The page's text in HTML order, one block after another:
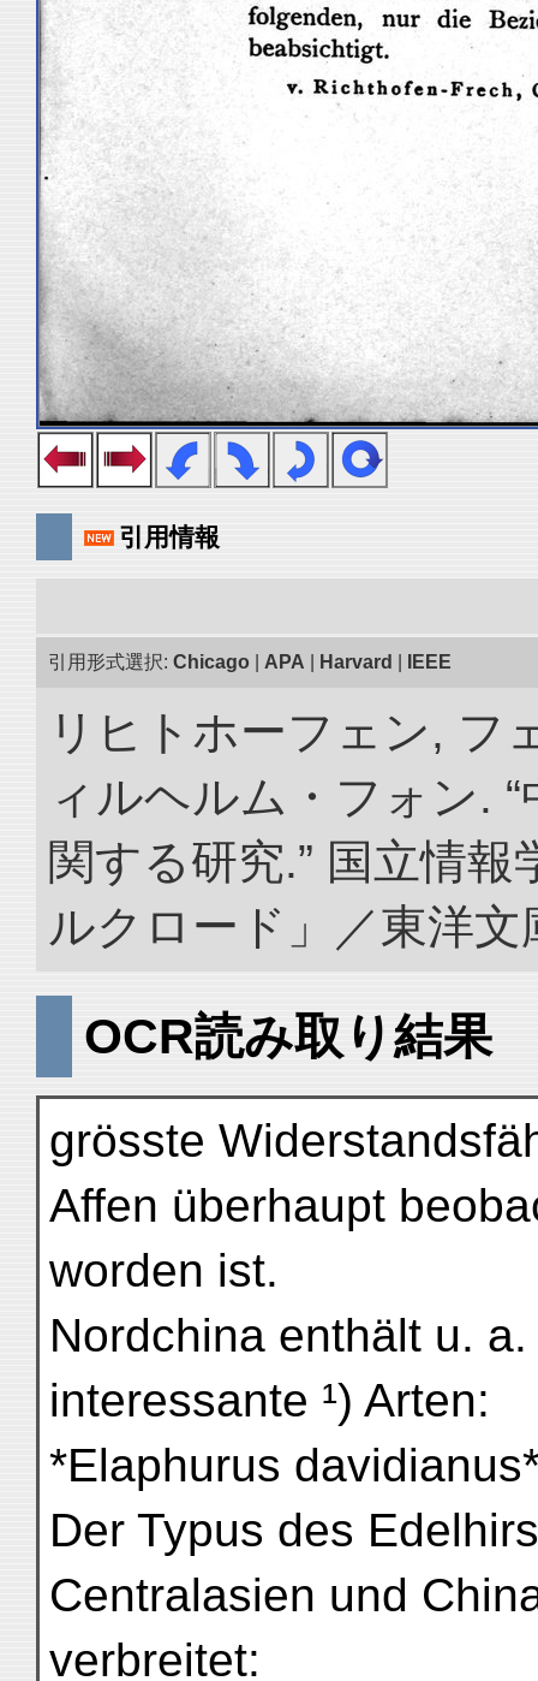
引用情報
引用形式選択: Chicago APA Harvard IEEE
リヒトホーフェン, フ
ィルヘルム・フォン.
関する研究.” 国立情
ルクロード」／東洋
OCR読み取り結果
grösste
Affen überhaupt
worden ist.
Nordchina enthält u.
interessante ¹) Arten:
*Elaphurus
Der Typus des
Centralasien und
verbreitet: